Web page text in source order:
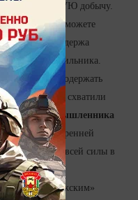
ищут ЛЁГКУЮ добычу.
вы можете
его об этом, держа
сдержать насильника.
ли сможете одержать
Если вас схватили
злоумышленника
или внутренней
себя изо всей силы в
Удар по «мужским»